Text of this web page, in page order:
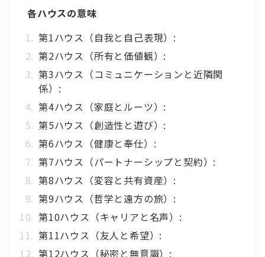
各ハウスの意味
第1ハウス（自我と自己表現）:
第2ハウス（所有と価値観）:
第3ハウス（コミュニケーションと近隣関
係）:
第4ハウス（家庭とルーツ）:
第5ハウス（創造性と遊び）:
第6ハウス（健康と奉仕）:
第7ハウス（パートナーシップと契約）:
第8ハウス（変容と共有資産）:
第9ハウス（哲学と遠方の旅）:
第10ハウス（キャリアと名声）:
第11ハウス（友人と希望）:
第12ハウス（秘密と無意識）: